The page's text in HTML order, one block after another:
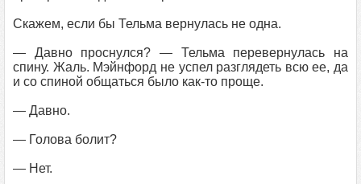
Скажем, если бы Тельма вернулась не одна.
— Давно проснулся? — Тельма перевернулась на
спину. Жаль. Мэйнфорд не успел разглядеть всю ее, да
и со спиной общаться было как-то проще.
— Давно.
— Голова болит?
— Нет.